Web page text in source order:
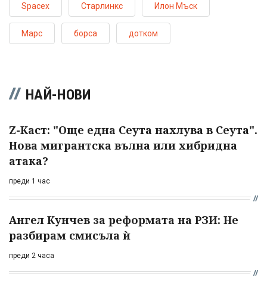
Spacex Старлинкс Илон Мъск
Марс борса дотком
НАЙ-НОВИ
Z-Каст: "Още една Сеута нахлува в Сеута".
Нова мигрантска вълна или хибридна
атака?
преди 1 час
Ангел Кунчев за реформата на РЗИ: Не
разбирам смисъла ѝ
преди 2 часа